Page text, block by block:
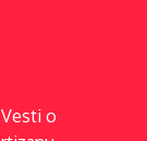
o